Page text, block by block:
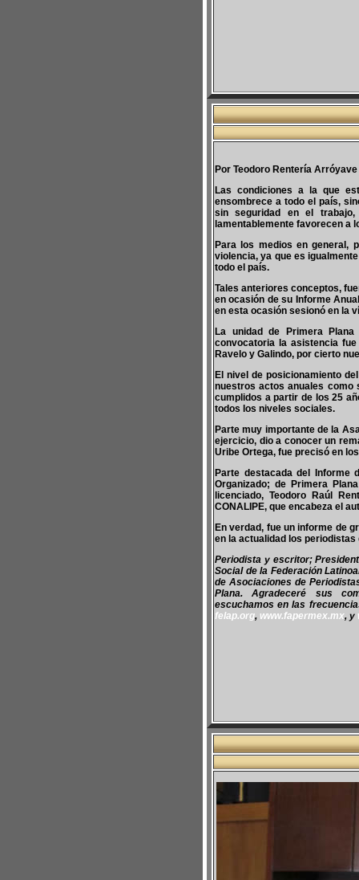
Por Teodoro Rentería Arróyave
Las condiciones a la que
ensombrece a todo el país,
sin seguridad en el
lamentablemente favorecen a
Para los medios en general,
violencia, ya que es
todo el país.
Tales anteriores conceptos,
en ocasión de su Informe
en esta ocasión sesionó en la
La unidad de Primera
convocatoria la asistencia
Ravelo y Galindo, por cierto
El nivel de posicionamiento
nuestros actos anuales como
cumplidos a partir de los 25
todos los niveles sociales.
Parte muy importante de la
ejercicio, dio a conocer un
Uribe Ortega, fue precisó en
Parte destacada del Informe
Organizado; de Primera
licenciado, Teodoro Raúl
CONALIPE, que encabeza el
En verdad, fue un informe de
en la actualidad los periodistas
Periodista y escritor;
Social de la Federación
de Asociaciones de
Plana. Agradeceré sus
escuchamos en las
felap.org, www.fapermex.mx, y